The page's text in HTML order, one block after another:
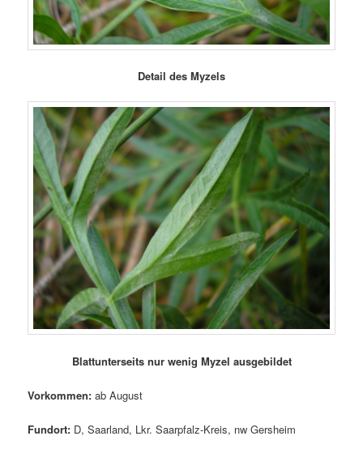
Detail des Myzels
Blattunterseits nur wenig Myzel ausgebildet
Vorkommen: ab August
Fundort: D, Saarland, Lkr. Saarpfalz-Kreis, nw Gersheim